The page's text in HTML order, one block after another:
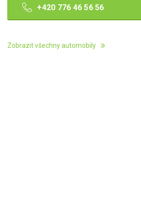
+420 776 46 56 56
Zobrazit všechny automobily